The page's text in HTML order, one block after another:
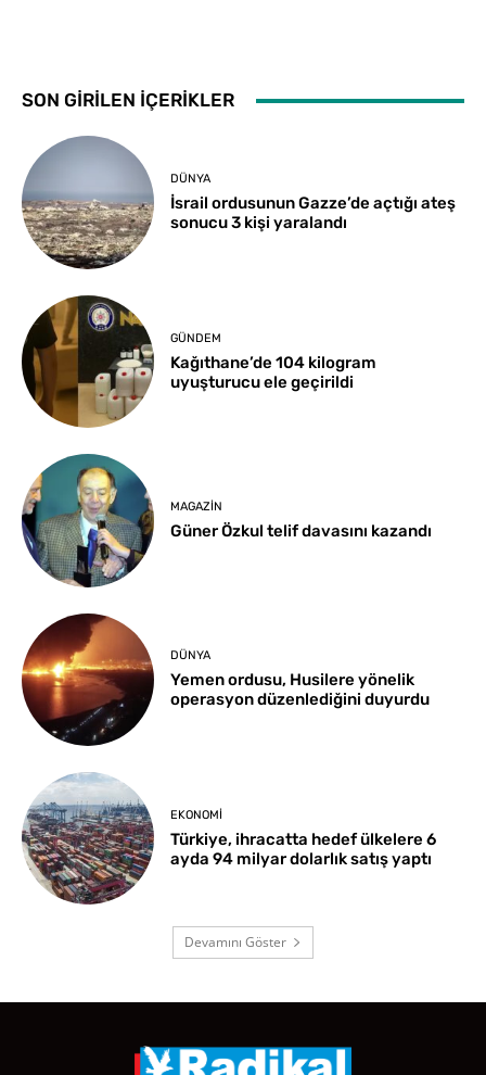
SON GİRİLEN İÇERİKLER
DÜNYA
İsrail ordusunun Gazze’de açtığı ateş
sonucu 3 kişi yaralandı
GÜNDEM
Kağıthane’de 104 kilogram
uyuşturucu ele geçirildi
MAGAZIN
Güner Özkul telif davasını kazandı
DÜNYA
Yemen ordusu, Husilere yönelik
operasyon düzenlediğini duyurdu
EKONOMI
Türkiye, ihracatta hedef ülkelere 6
ayda 94 milyar dolarlık satış yaptı
Devamını Göster